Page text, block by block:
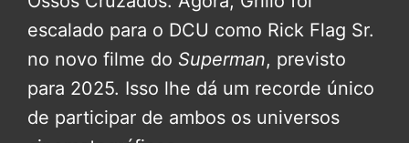
escalado para o DCU como Rick Flag Sr.
no novo filme do Superman, previsto
para 2025. Isso lhe dá um recorde único
de participar de ambos os universos